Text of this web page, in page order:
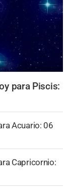
para Piscis:
Acuario: 06
Capricornio: